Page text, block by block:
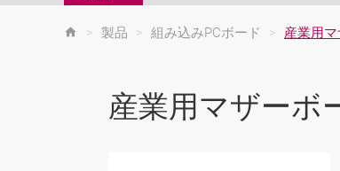
> 製品 > 組み込みPCボード > 産業用
産業用マザーボ